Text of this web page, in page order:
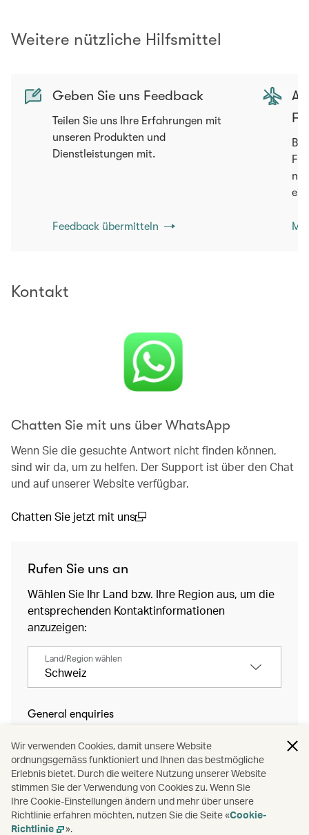
Weitere nützliche Hilfsmittel
Geben Sie uns Feedback
Teilen Sie uns Ihre Erfahrungen mit
unseren Produkten und
Dienstleistungen mit.
Feedback übermitteln
Kontakt
Chatten Sie mit uns über WhatsApp
Wenn Sie die gesuchte Antwort nicht finden können,
sind wir da, um zu helfen. Der Support ist über den Chat
und auf unserer Website verfügbar.
Chatten Sie jetzt mit uns
Rufen Sie uns an
Wählen Sie Ihr Land bzw. Ihre Region aus, um die
entsprechenden Kontaktinformationen
anzuzeigen:
Land/Region wählen
Schweiz
General enquiries
If you are calling from outside of Switzerland,
an overseas charge may apply.
Gepäckservice
Wir verwenden Cookies, damit unsere Website
ordnungsgemäss funktioniert und Ihnen das bestmögliche
Erlebnis bietet. Durch die weitere Nutzung unserer Website
stimmen Sie der Verwendung von Cookies zu. Wenn Sie
Ihre Cookie-Einstellungen ändern und mehr über unsere
Richtlinie erfahren möchten, nutzen Sie die Seite «Cookie-
Richtlinie
».